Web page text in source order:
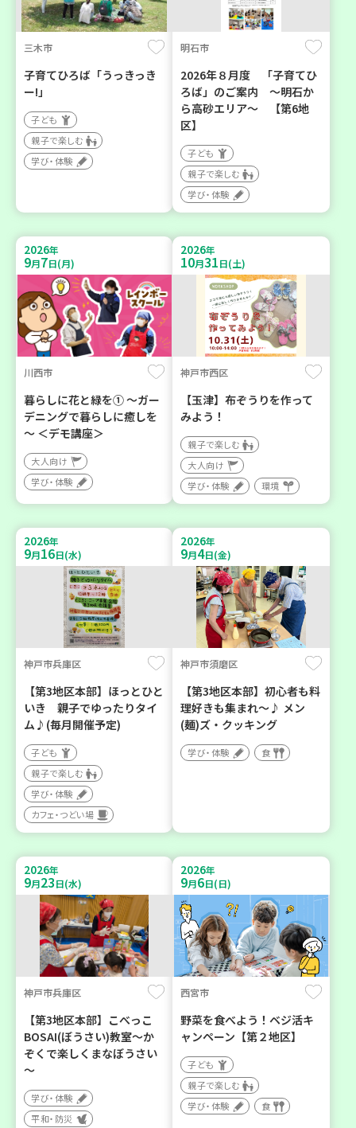
三木市
子育てひろば「うっきっき
ー!」
子ども
親子で楽しむ
学び・体験
明石市
2026年８月度 「子育てひ
ろば」のご案内 ～明石か
ら高砂エリア～ 【第6地
区】
子ども
親子で楽しむ
学び・体験
2026年
9月7日(月)
川西市
暮らしに花と緑を① ～ガー
デニングで暮らしに癒しを
～ ＜デモ講座＞
大人向け
学び・体験
2026年
10月31日(土)
神戸市西区
【玉津】布ぞうりを作って
みよう！
親子で楽しむ
大人向け
学び・体験
環境
2026年
9月16日(水)
神戸市兵庫区
【第3地区本部】ほっとひと
いき 親子でゆったりタイ
ム♪(毎月開催予定)
子ども
親子で楽しむ
学び・体験
カフェ・つどい場
2026年
9月4日(金)
神戸市須磨区
【第3地区本部】初心者も料
理好きも集まれ～♪ メン
(麺)ズ・クッキング
学び・体験 食
2026年
9月23日(水)
神戸市兵庫区
【第3地区本部】こべっこ
BOSAI(ぼうさい)教室～か
ぞくで楽しくまなぼうさい
～
学び・体験
平和・防災
2026年
9月6日(日)
西宮市
野菜を食べよう！ベジ活キ
ャンペーン【第２地区】
子ども
親子で楽しむ
学び・体験
食